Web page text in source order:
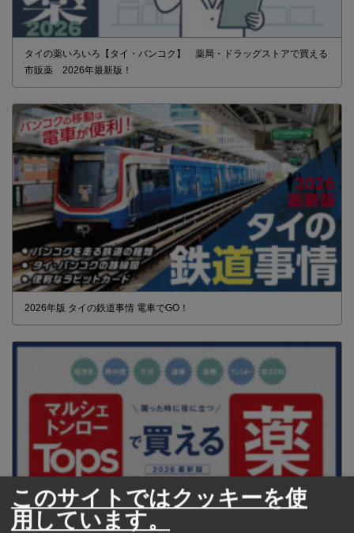
タイの薬いろいろ【タイ・バンコク】 薬局・ドラッグストアで買える
市販薬 2026年最新版！
2026年版 タイの鉄道事情 電車でGO！
このサイトではクッキーを使
用しています。